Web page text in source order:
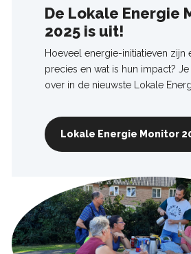
De Lokale Energie
2025 is uit!
Hoeveel energie-initiatieven zijn
precies en wat is hun impact?
over in de nieuwste Lokale
Lokale Energie Monitor